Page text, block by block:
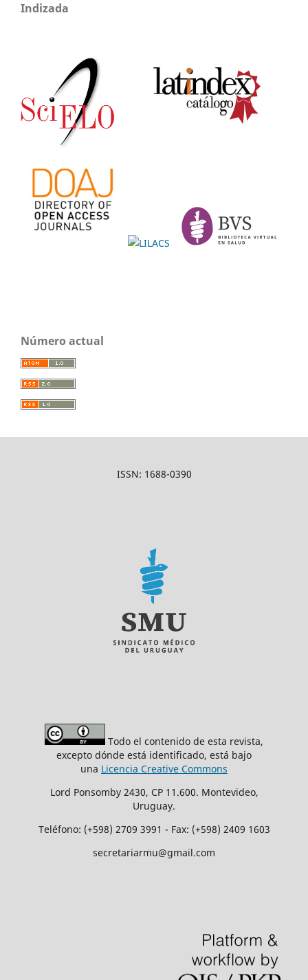
Indizada
Número actual
ISSN: 1688-0390
Todo el contenido de esta revista,
excepto dónde está identificado, está bajo
una Licencia Creative Commons
Lord Ponsomby 2430, CP 11.600. Montevideo,
Uruguay.
Teléfono: (+598) 2709 3991 - Fax: (+598) 2409 1603
secretariarmu@gmail.com